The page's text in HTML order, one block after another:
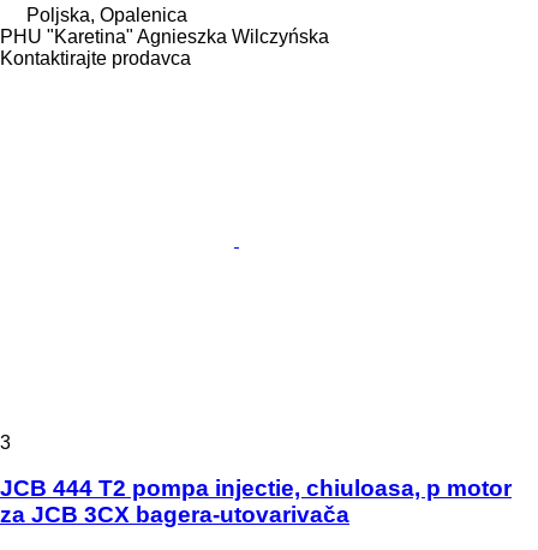
Poljska, Opalenica
PHU "Karetina" Agnieszka Wilczyńska
Kontaktirajte prodavca
3
JCB 444 T2 pompa injectie, chiuloasa, p motor
za JCB 3CX bagera-utovarivača